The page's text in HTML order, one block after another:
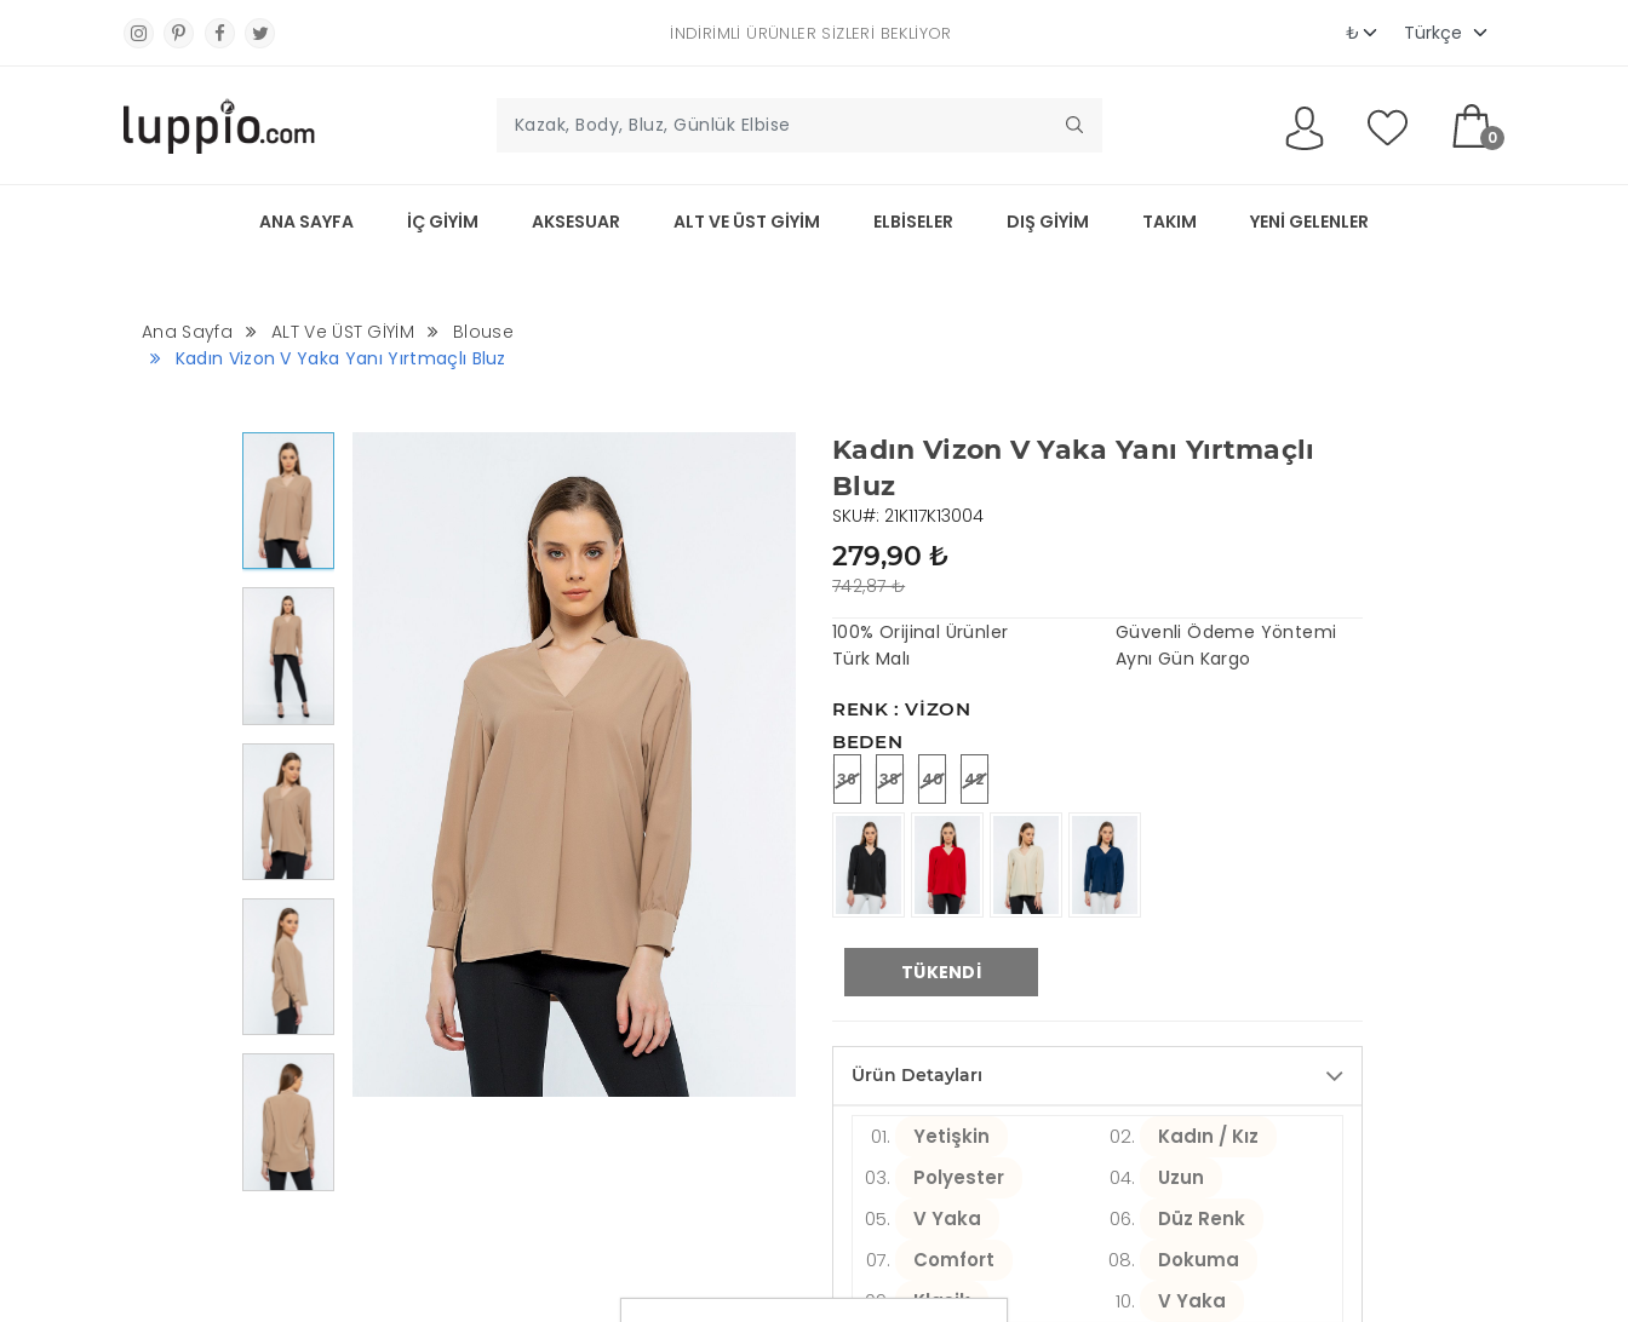
İNDIRIMLI ÜRÜNLER SIZLERI BEKLIYOR
0
ANA SAYFA İÇ GİYİM AKSESUAR ALT VE ÜST GİYİM ELBİSELER DIŞ GİYİM TAKIM YENI GELENLER
Ana Sayfa ALT Ve ÜST GİYİM
Blouse
Kadın Vizon V Yaka Yanı Yırtmaçlı Bluz
Kadın Vizon V Yaka Yanı Yırtmaçlı
Bluz
742,87 ₺
279,90 ₺
SKU#: 21K117K13004
100% Orijinal Ürünler
Güvenli Ödeme Yöntemi
Türk Malı
Aynı Gün Kargo
RENK : VIZON
BEDEN
36 38 40 42
TÜKENDI
Ürün Detayları
Yetişkin
Kadın / Kız
Polyester
Uzun
V Yaka
Düz Renk
Comfort
Dokuma
Klasik
V Yaka